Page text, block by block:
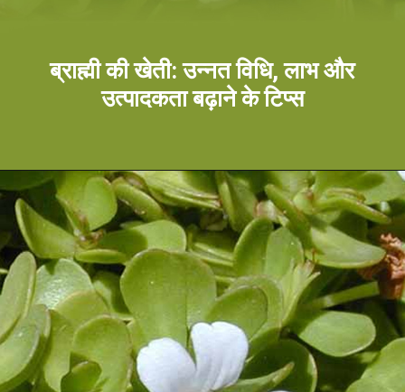
ब्राह्मी की खेती: उन्नत विधि, लाभ और
उत्पादकता बढ़ाने के टिप्स